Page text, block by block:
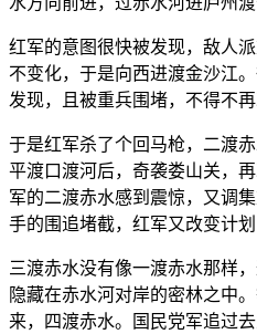
红军的意图很快被发现，敌人
不变化，于是向西进渡金沙江
发现，且被重兵围堵，不得不再
于是红军杀了个回马枪，二渡
平渡口渡河后，奇袭娄山关，
军的二渡赤水感到震惊，又调
手的围追堵截，红军又改变计划
三渡赤水没有像一渡赤水那样
隐藏在赤水河对岸的密林之中
来，四渡赤水。国民党军追过